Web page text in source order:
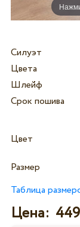
Силуэт
Цвета
Шлейф
Срок пошива
Цвет
Размер
Таблица
Цена: